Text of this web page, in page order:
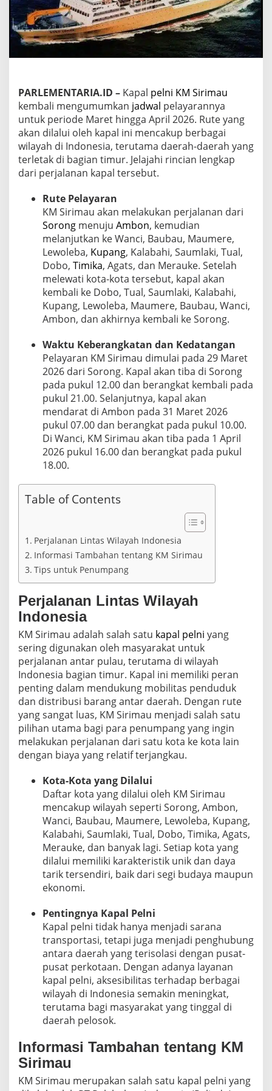
p
a
l
P
l
K
M
S
i
r
i
m
u
n
t
u
k
B
u
l
a
n
M
a
r
t
h
i
n
g
g
a
A
p
r
0
2
6
PARLEMENTARIA.ID – Kapal pelni KM Sirimau
kembali mengumumkan jadwal pelayarannya
untuk periode Maret hingga April 2026. Rute yang
akan dilalui oleh kapal ini mencakup berbagai
wilayah di Indonesia, terutama daerah-daerah yang
terletak di bagian timur. Jelajahi rincian lengkap
dari perjalanan kapal tersebut.
Rute Pelayaran
KM Sirimau akan melakukan perjalanan dari
Sorong menuju Ambon, kemudian
melanjutkan ke Wanci, Baubau, Maumere,
Lewoleba, Kupang, Kalabahi, Saumlaki, Tual,
Dobo, Timika, Agats, dan Merauke. Setelah
melewati kota-kota tersebut, kapal akan
kembali ke Dobo, Tual, Saumlaki, Kalabahi,
Kupang, Lewoleba, Maumere, Baubau, Wanci,
Ambon, dan akhirnya kembali ke Sorong.
Waktu Keberangkatan dan Kedatangan
Pelayaran KM Sirimau dimulai pada 29 Maret
2026 dari Sorong. Kapal akan tiba di Sorong
pada pukul 12.00 dan berangkat kembali pada
pukul 21.00. Selanjutnya, kapal akan
mendarat di Ambon pada 31 Maret 2026
pukul 07.00 dan berangkat pada pukul 10.00.
Di Wanci, KM Sirimau akan tiba pada 1 April
2026 pukul 16.00 dan berangkat pada pukul
18.00.
Table of Contents
Perjalanan Lintas Wilayah Indonesia
Informasi Tambahan tentang KM Sirimau
Tips untuk Penumpang
Perjalanan Lintas Wilayah
Indonesia
KM Sirimau adalah salah satu kapal pelni yang
sering digunakan oleh masyarakat untuk
perjalanan antar pulau, terutama di wilayah
Indonesia bagian timur. Kapal ini memiliki peran
penting dalam mendukung mobilitas penduduk
dan distribusi barang antar daerah. Dengan rute
yang sangat luas, KM Sirimau menjadi salah satu
pilihan utama bagi para penumpang yang ingin
melakukan perjalanan dari satu kota ke kota lain
dengan biaya yang relatif terjangkau.
Kota-Kota yang Dilalui
Daftar kota yang dilalui oleh KM Sirimau
mencakup wilayah seperti Sorong, Ambon,
Wanci, Baubau, Maumere, Lewoleba, Kupang,
Kalabahi, Saumlaki, Tual, Dobo, Timika, Agats,
Merauke, dan banyak lagi. Setiap kota yang
dilalui memiliki karakteristik unik dan daya
tarik tersendiri, baik dari segi budaya maupun
ekonomi.
Pentingnya Kapal Pelni
Kapal pelni tidak hanya menjadi sarana
transportasi, tetapi juga menjadi penghubung
antara daerah yang terisolasi dengan pusat-
pusat perkotaan. Dengan adanya layanan
kapal pelni, aksesibilitas terhadap berbagai
wilayah di Indonesia semakin meningkat,
terutama bagi masyarakat yang tinggal di
daerah pelosok.
Informasi Tambahan tentang KM
Sirimau
KM Sirimau merupakan salah satu kapal pelni yang